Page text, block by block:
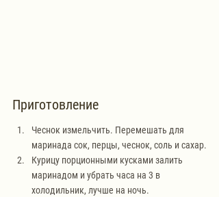
Приготовление
Чеснок измельчить. Перемешать для
маринада сок, перцы, чеснок, соль и сахар.
Курицу порционными кусками залить
маринадом и убрать часа на 3 в
холодильник, лучше на ночь.